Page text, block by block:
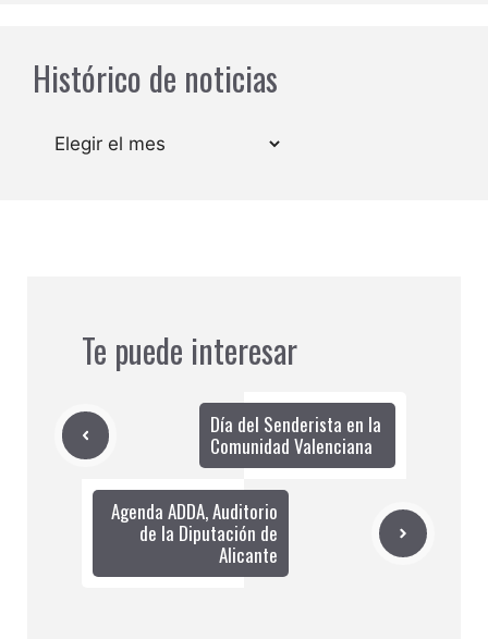
Histórico de noticias
Archivos
Te puede interesar
Día del Senderista en la
Comunidad Valenciana
Agenda ADDA, Auditorio
de la Diputación de
Alicante